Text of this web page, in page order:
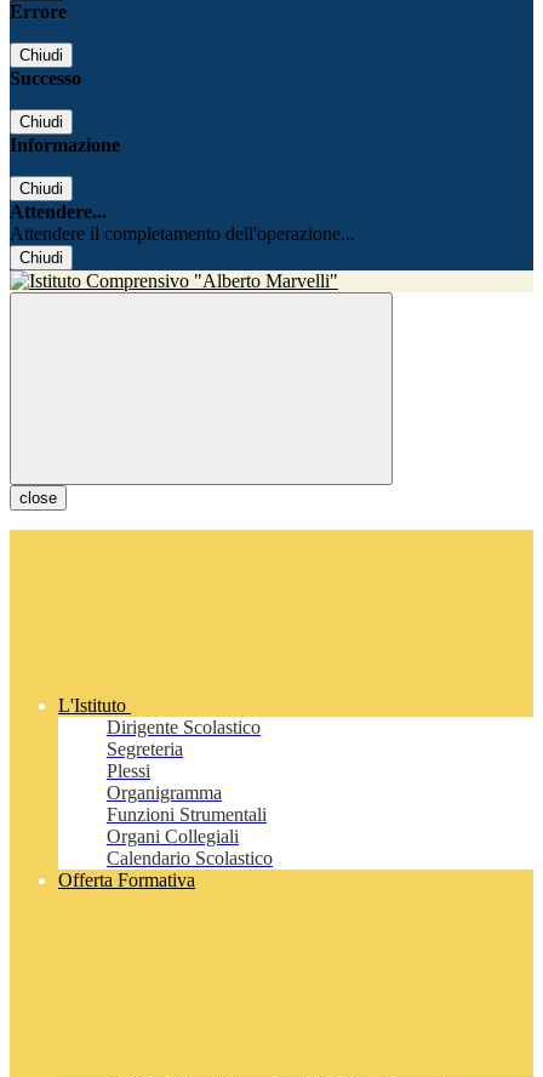
Errore
Chiudi
Successo
Chiudi
Informazione
Chiudi
Attendere...
Attendere il completamento dell'operazione...
Chiudi
close
L'Istituto
Dirigente Scolastico
Segreteria
Plessi
Organigramma
Funzioni Strumentali
Organi Collegiali
Calendario Scolastico
Offerta Formativa